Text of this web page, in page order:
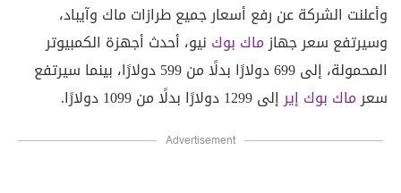
وأعلنت الشركة عن رفع أسعار جميع طرازات ماك وآيباد،
وسيرتفع سعر جهازماك بوك نيو، أحدث أجهزة الكمبيوتر
المحمولة، إلى 699 دولارًا بدلًا من 599 دولارًا، بينما سيرتفع
سعرماك بوك إيرإلى 1299 دولارًا بدلًا من 1099 دولارًا.
Advertisement